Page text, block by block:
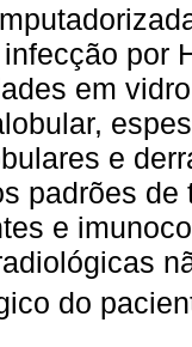
por
em
e
padrões
e
do